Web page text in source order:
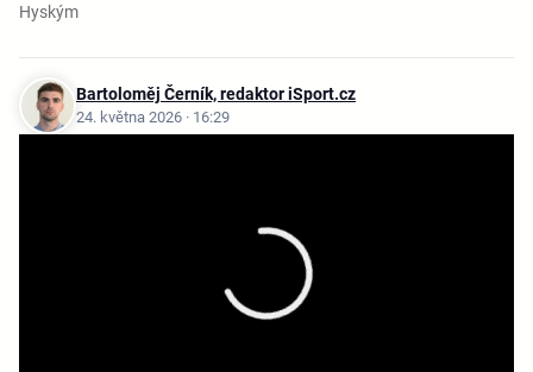
Hyským
Bartoloměj Černík, redaktor iSport.cz
24. května 2026 · 16:29